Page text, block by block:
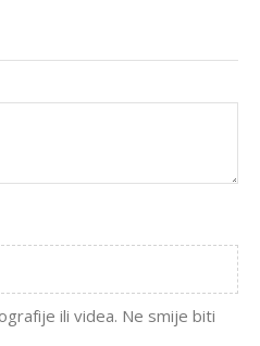
ili videa. Ne smije biti